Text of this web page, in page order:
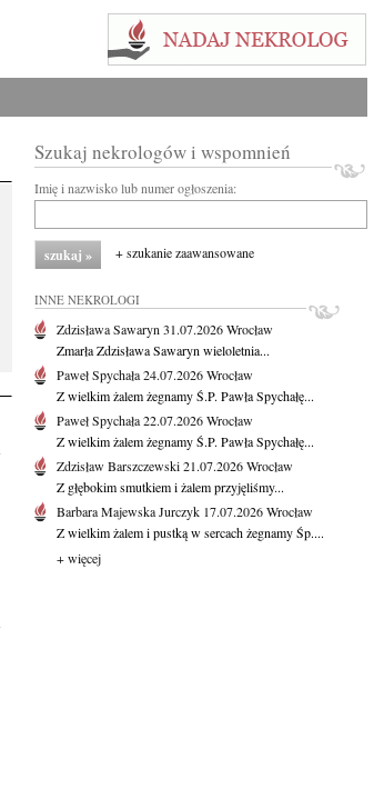
Szukaj nekrologów i wspomnień
Imię i nazwisko lub numer ogłoszenia:
+ szukanie zaawansowane
INNE NEKROLOGI
Zdzisława Sawaryn 31.07.2026Wrocław
Zmarła Zdzisława Sawaryn wieloletnia...
Paweł Spychała24.07.2026Wrocław
Z wielkim żalem żegnamy Ś.P. Pawła Spychałę...
Paweł Spychała22.07.2026Wrocław
Z wielkim żalem żegnamy Ś.P. Pawła Spychałę...
Zdzisław Barszczewski21.07.2026Wrocław
Z głębokim smutkiem i żalem przyjęliśmy...
Barbara Majewska Jurczyk 17.07.2026Wrocław
Z wielkim żalem i pustką w sercach żegnamy Śp....
+ więcej